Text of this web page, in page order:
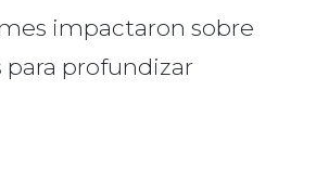
impactaron sobre
para profundizar